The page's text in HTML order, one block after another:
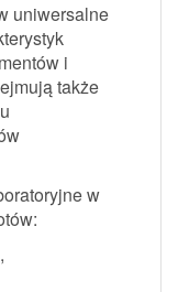
uniwersalne
i
także
w